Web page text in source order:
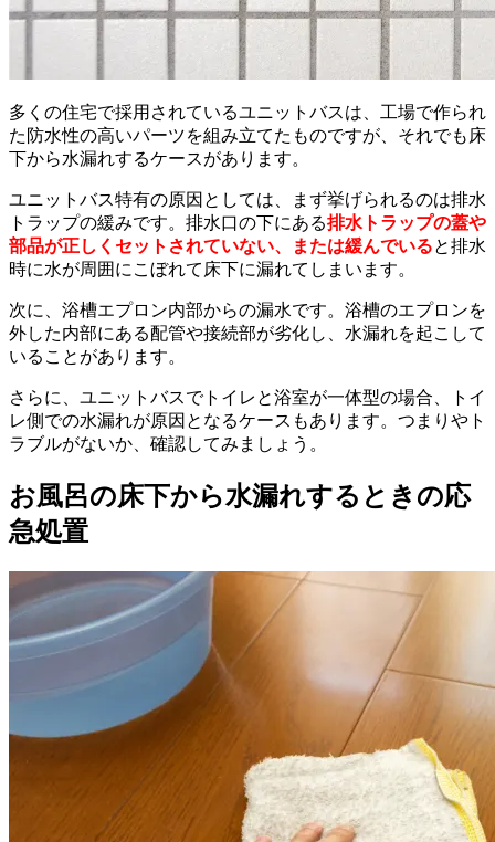
多くの住宅で採用されているユニットバスは、工場で作られ
た防水性の高いパーツを組み立てたものですが、それでも床
下から水漏れするケースがあります。
ユニットバス特有の原因としては、まず挙げられるのは排水
トラップの緩みです。排水口の下にある排水トラップの蓋や
部品が正しくセットされていない、または緩んでいると排水
時に水が周囲にこぼれて床下に漏れてしまいます。
次に、浴槽エプロン内部からの漏水です。浴槽のエプロンを
外した内部にある配管や接続部が劣化し、水漏れを起こして
いることがあります。
さらに、ユニットバスでトイレと浴室が一体型の場合、トイ
レ側での水漏れが原因となるケースもあります。つまりやト
ラブルがないか、確認してみましょう。
お風呂の床下から水漏れするときの応
急処置